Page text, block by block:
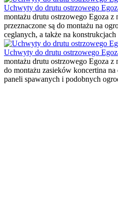
Uchwyty do drutu ostrzowego
montażu drutu ostrzowego Egoza z
przeznaczone są do montażu na
ceglanych, a także na
Uchwyty do drutu ostrzowego
montażu drutu ostrzowego Egoza z
do montażu zasieków koncertina
paneli spawanych i podobnych